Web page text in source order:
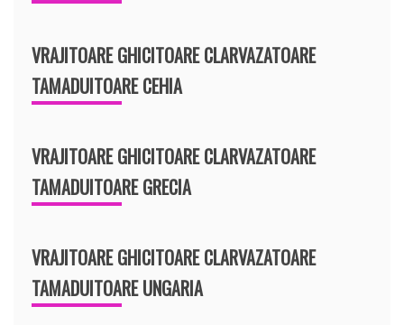
VRAJITOARE GHICITOARE CLARVAZATOARE
TAMADUITOARE CEHIA
VRAJITOARE GHICITOARE CLARVAZATOARE
TAMADUITOARE GRECIA
VRAJITOARE GHICITOARE CLARVAZATOARE
TAMADUITOARE UNGARIA